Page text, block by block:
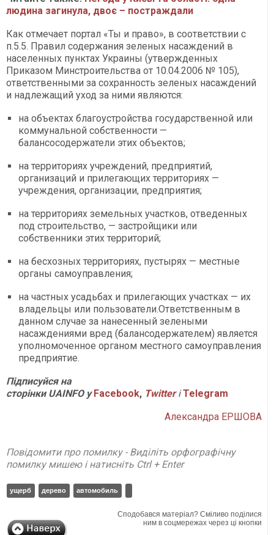
людина загинула, двоє – постраждали
Как отмечает портал «Ты и право», в соответствии с
п.5.5. Правил содержания зеленых насаждений в
населенных пунктах Украины (утвержденных
Приказом Минстроительства от 10.04.2006 № 105),
ответственными за сохранность зеленых насаждений
и надлежащий уход за ними являются:
на объектах благоустройства государственной или
коммунальной собственности —
балансосодержатели этих объектов;
на территориях учреждений, предприятий,
организаций и прилегающих территориях —
учреждения, организации, предприятия;
на территориях земельных участков, отведенных
под строительство, — застройщики или
собственники этих территорий;
на бесхозных территориях, пустырях — местные
органы самоуправления;
на частных усадьбах и прилегающих участках — их
владельцы или пользователи.Ответственным в
данном случае за нанесенный зелеными
насаждениями вред (балансодержателем) является
уполномоченное органом местного самоуправления
предприятие.
Підписуйся на
сторінкиUAINFOу Facebook, Twitter і Telegram
Александра ЕРШОВА
Повідомити про помилку - Виділіть орфографічну
помилку мишею і натисніть Ctrl + Enter
ущерб дерево автомобиль
Сподобався матеріал? Сміливо поділися
ним в соцмережах через ці кнопки